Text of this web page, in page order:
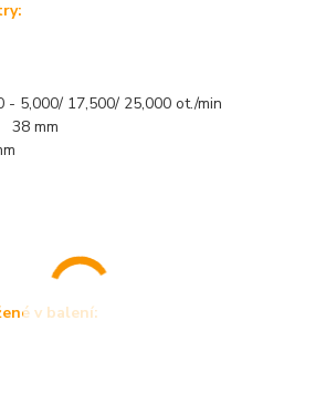
5,000/ 17,500/ 25,000 ot./min
38 mm
v balení: